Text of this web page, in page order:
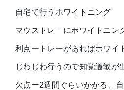
自宅で行うホワイトニング
マウストレーにホワイトニン
利点ートレーがあればホワイ
じわじわ行うので知覚過敏が
欠点ー2週間ぐらいかかる、